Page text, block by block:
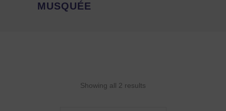
MUSQUÉE
Showing all 2 results